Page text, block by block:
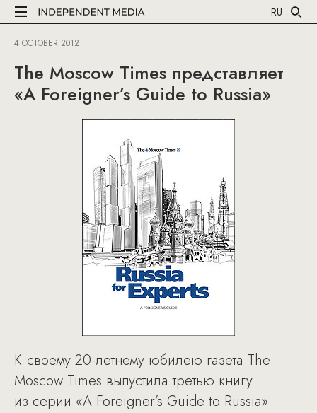
RU
4 OCTOBER 2012
The Moscow Times представляет
«A Foreigner’s Guide to Russia»
К своему 20-летнему юбилею газета The
Moscow Times выпустила третью книгу
из серии «A Foreigner’s Guide to Russia».